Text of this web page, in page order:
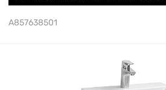
A857638501